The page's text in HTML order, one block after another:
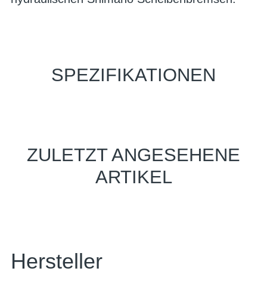
SPEZIFIKATIONEN
ZULETZT ANGESEHENE
ARTIKEL
Hersteller